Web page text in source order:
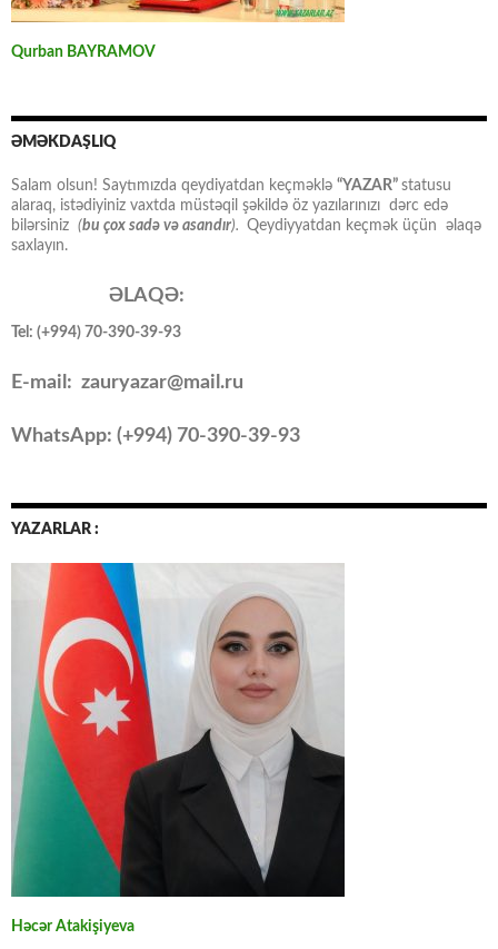
Qurban BAYRAMOV
ƏMƏKDAŞLIQ
Salam olsun! Saytımızda qeydiyatdan keçməklə “YAZAR” statusu
alaraq, istədiyiniz vaxtda müstəqil şəkildə öz yazılarınızı dərc edə
bilərsiniz (bu çox sadə və asandır). Qeydiyyatdan keçmək üçün əlaqə
saxlayın.
ƏLAQƏ:
Tel: (+994) 70-390-39-93
E-mail: zauryazar@mail.ru
WhatsApp: (+994) 70-390-39-93
YAZARLAR :
Həcər Atakişiyeva